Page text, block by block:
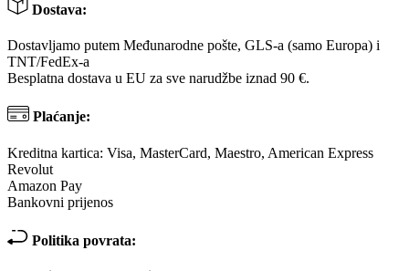
Dostava:
Dostavljamo putem Međunarodne pošte, GLS-a (samo Europa) i
TNT/FedEx-a
Besplatna dostava u EU za sve narudžbe iznad 90 €.
Plaćanje:
Kreditna kartica: Visa, MasterCard, Maestro, American Express
Revolut
Amazon Pay
Bankovni prijenos
Politika povrata: